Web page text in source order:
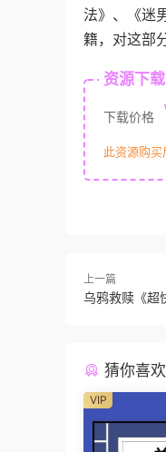
法》、《迷
籍，对这部
资源下载
下载价格
此资源购
上一篇
乌鸦救赎《超
猜你喜欢
VIP